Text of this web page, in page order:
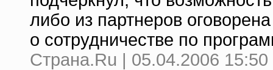
либо из партнеров
о сотрудничестве по
Страна.Ru | 05.04.2006 15:50